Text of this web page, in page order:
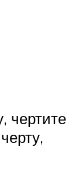
чертите